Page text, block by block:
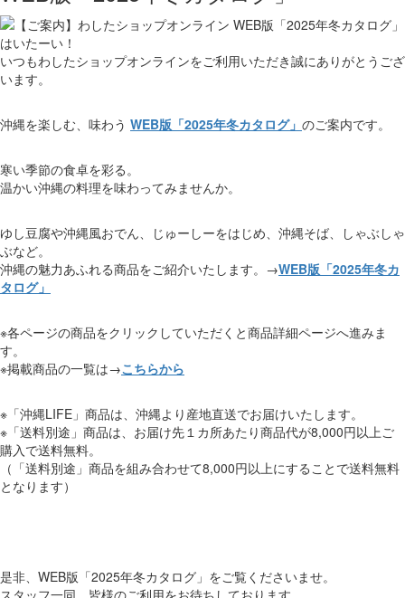
はいたーい！
いつもわしたショップオンラインをご利用いただき誠にありがとうござ
います。
沖縄を楽しむ、味わう WEB版「2025年冬カタログ」 のご案内です。
寒い季節の食卓を彩る。
温かい沖縄の料理を味わってみませんか。
ゆし豆腐や沖縄風おでん、じゅーしーをはじめ、沖縄そば、しゃぶしゃ
ぶなど。
沖縄の魅力あふれる商品をご紹介いたします。→WEB版「2025年冬カ
タログ」
※各ページの商品をクリックしていただくと商品詳細ページへ進みま
す。
※掲載商品の一覧は→こちらから
※「沖縄LIFE」商品は、沖縄より産地直送でお届けいたします。
※「送料別途」商品は、お届け先１カ所あたり商品代が8,000円以上ご
購入で送料無料。
（「送料別途」商品を組み合わせて8,000円以上にすることで送料無料
となります）
是非、WEB版「2025年冬カタログ」をご覧くださいませ。
スタッフ一同、皆様のご利用をお待ちしております。